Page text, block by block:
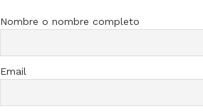
Nombre o nombre completo
Email